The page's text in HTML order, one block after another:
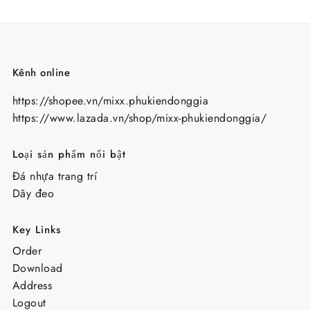
Kênh online
https://shopee.vn/mixx.phukiendonggia
https://www.lazada.vn/shop/mixx-phukiendonggia/
Loại sản phẩm nổi bật
Đá nhựa trang trí
Dây đeo
Key Links
Order
Download
Address
Logout